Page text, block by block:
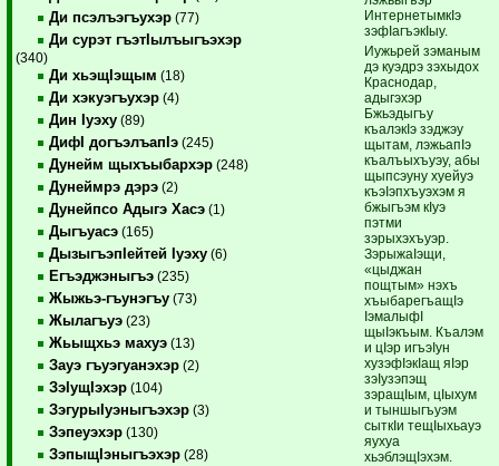
Ди псэлъэгъухэр (77)
Ди сурэт гъэтIылъыгъэхэр
(340)
Ди хьэщIэщым (18)
Ди хэкуэгъухэр (4)
Дин Iуэху (89)
ДифI догъэлъапIэ (245)
Дунейм щыхъыбархэр (248)
Дунеймрэ дэрэ (2)
Дунейпсо Адыгэ Хасэ (1)
Дыгъуасэ (165)
ДызыгъэпIейтей Iуэху (6)
Егъэджэныгъэ (235)
Жыжьэ-гъунэгъу (73)
Жылагъуэ (23)
Жьыщхьэ махуэ (13)
Зауэ гъуэгуанэхэр (2)
ЗэIущIэхэр (104)
ЗэгурыIуэныгъэхэр (3)
Зэпеуэхэр (130)
ЗэпыщIэныгъэхэр (28)
ИнтернетымкIэ
зэфIагъэкIыу.
Иужьрей зэманым
дэ куэдрэ зэхыдох
Краснодар,
адыгэхэр
Бжьэдыгъу
къалэкIэ зэджэу
щытам, лэжьапIэ
къалъыхъуэу, абы
щыпсэуну хуейуэ
къэIэпхъуэхэм я
бжыгъэм кIуэ
пэтми
зэрыхэхъуэр.
ЗэрыжаIэщи,
«цыджан
пощтым» нэхъ
хъыбарегъащIэ
IэмалыфI
щыIэкъым. Къалэм
и цIэр игъэIун
хузэфIэкIащ яIэр
зэIузэпэщ
зэращIым, цIыхум
и тыншыгъуэм
сыткIи тещIыхьауэ
яухуа
хьэблэщIэхэм.